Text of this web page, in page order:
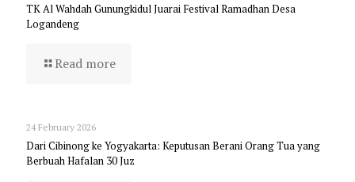
TK Al Wahdah Gunungkidul Juarai Festival Ramadhan Desa
Logandeng
Read more
24 February 2026
Dari Cibinong ke Yogyakarta: Keputusan Berani Orang Tua yang
Berbuah Hafalan 30 Juz